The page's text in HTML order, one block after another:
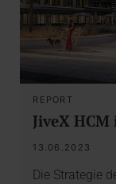
REPORT
JiveX
13.06.2023
Die Strategie